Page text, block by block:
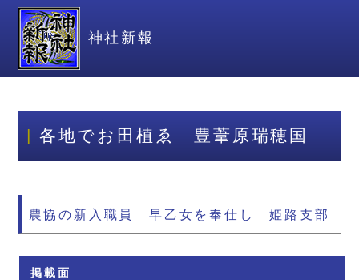
神社新報
各地でお田植ゑ 豊葦原瑞穂国
農協の新入職員 早乙女を奉仕し 姫路支部
掲載面